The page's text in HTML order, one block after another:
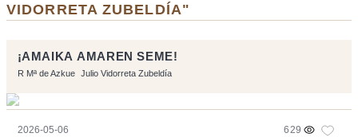
VIDORRETA ZUBELDÍA"
¡AMAIKA AMAREN SEME!
R Mª de Azkue Julio Vidorreta Zubeldía
2026-05-06 629